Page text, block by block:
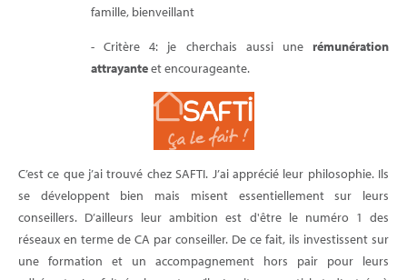
famille, bienveillant
- Critère 4: je cherchais aussi une rémunération
attrayanteet encourageante.
C’est ce que j’ai trouvé chez SAFTI. J’ai apprécié leur philosophie. Ils
se développent bien mais misent essentiellement sur leurs
conseillers. D’ailleurs leur ambition est d'être le numéro 1 des
réseaux en terme de CA par conseiller. De ce fait, ils investissent sur
une formation et un accompagnement hors pair pour leurs